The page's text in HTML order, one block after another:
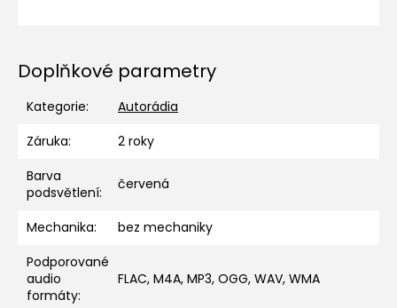
Doplňkové parametry
Kategorie:
Autorádia
Záruka:
2 roky
Barva
podsvětlení: červená
Mechanika:
bez mechaniky
Podporované
audio
formáty:
FLAC, M4A, MP3, OGG, WAV, WMA